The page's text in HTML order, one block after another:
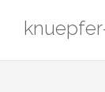
Inhalt